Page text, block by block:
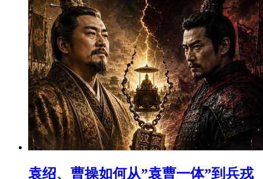
袁绍、曹操如何从”袁曹一体”到兵戎